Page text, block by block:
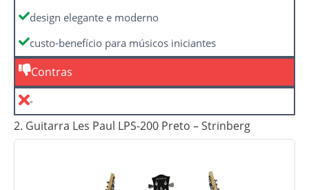
design elegante e moderno
custo-benefício para músicos iniciantes
Contras
-
2. Guitarra Les Paul LPS-200 Preto – Strinberg